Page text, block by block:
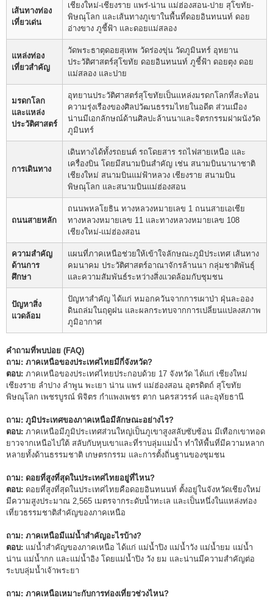
เส้นทางท่อง
เที่ยวเด่น
เชียงใหม่-เชียงราย แพร่-น่าน แม่ฮ่องสอน-ปาย สุโขทัย-
พิษณุโลก และเส้นทางภูเขาในพื้นที่ดอยอินทนนท์ ดอย
อ่างขาง ภูชี้ฟ้า และดอยแม่สลอง
แหล่งท่อง
เที่ยวสำคัญ
วัดพระธาตุดอยสุเทพ วัดร่องขุ่น วัดภูมินทร์ อุทยาน
ประวัติศาสตร์สุโขทัย ดอยอินทนนท์ ภูชี้ฟ้า ดอยตุง ดอย
แม่สลอง และปาย
มรดกโลก
และแหล่ง
ประวัติศาสตร์
อุทยานประวัติศาสตร์สุโขทัยเป็นแหล่งมรดกโลกที่สะท้อน
ความรุ่งเรืองของศิลปวัฒนธรรมไทยในอดีต ส่วนเมือง
น่านมีเอกลักษณ์ด้านศิลปะล้านนาและจิตรกรรมฝาผนังวัด
ภูมินทร์
การเดินทาง
เดินทางได้ทั้งรถยนต์ รถโดยสาร รถไฟสายเหนือ และ
เครื่องบิน โดยมีสนามบินสำคัญ เช่น สนามบินนานาชาติ
เชียงใหม่ สนามบินแม่ฟ้าหลวง เชียงราย สนามบิน
พิษณุโลก และสนามบินแม่ฮ่องสอน
ถนนสายหลัก
ถนนพหลโยธิน ทางหลวงหมายเลข 1 ถนนสายเอเชีย
ทางหลวงหมายเลข 11 และทางหลวงหมายเลข 108
เชียงใหม่-แม่ฮ่องสอน
ความสำคัญ
ด้านการ
ศึกษา
แผนที่ภาคเหนือช่วยให้เข้าใจลักษณะภูมิประเทศ เส้นทาง
คมนาคม ประวัติศาสตร์อาณาจักรล้านนา กลุ่มชาติพันธุ์
และความสัมพันธ์ระหว่างสิ่งแวดล้อมกับชุมชน
ปัญหาสิ่ง
แวดล้อม
ปัญหาสำคัญ ได้แก่ หมอกควันจากการเผาป่า ฝุ่นละออง
ดินถล่มในฤดูฝน และผลกระทบจากการเปลี่ยนแปลงสภาพ
ภูมิอากาศ
คำถามที่พบบ่อย (FAQ)
ถาม: ภาคเหนือของประเทศไทยมีกี่จังหวัด?
ตอบ: ภาคเหนือของประเทศไทยประกอบด้วย 17 จังหวัด ได้แก่ เชียงใหม่
เชียงราย ลำปาง ลำพูน พะเยา น่าน แพร่ แม่ฮ่องสอน อุตรดิตถ์ สุโขทัย
พิษณุโลก เพชรบูรณ์ พิจิตร กำแพงเพชร ตาก นครสวรรค์ และอุทัยธานี
ถาม: ภูมิประเทศของภาคเหนือมีลักษณะอย่างไร?
ตอบ: ภาคเหนือมีภูมิประเทศส่วนใหญ่เป็นภูเขาสูงสลับซับซ้อน มีเทือกเขาทอด
ยาวจากเหนือไปใต้ สลับกับหุบเขาและที่ราบลุ่มแม่น้ำ ทำให้พื้นที่มีความหลาก
หลายทั้งด้านธรรมชาติ เกษตรกรรม และการตั้งถิ่นฐานของชุมชน
ถาม: ดอยที่สูงที่สุดในประเทศไทยอยู่ที่ไหน?
ตอบ: ดอยที่สูงที่สุดในประเทศไทยคือดอยอินทนนท์ ตั้งอยู่ในจังหวัดเชียงใหม่
มีความสูงประมาณ 2,565 เมตรจากระดับน้ำทะเล และเป็นหนึ่งในแหล่งท่อง
เที่ยวธรรมชาติสำคัญของภาคเหนือ
ถาม: ภาคเหนือมีแม่น้ำสำคัญอะไรบ้าง?
ตอบ: แม่น้ำสำคัญของภาคเหนือ ได้แก่ แม่น้ำปิง แม่น้ำวัง แม่น้ำยม แม่น้ำ
น่าน แม่น้ำกก และแม่น้ำอิง โดยแม่น้ำปิง วัง ยม และน่านมีความสำคัญต่อ
ระบบลุ่มน้ำเจ้าพระยา
ถาม: ภาคเหนือเหมาะกับการท่องเที่ยวช่วงไหน?